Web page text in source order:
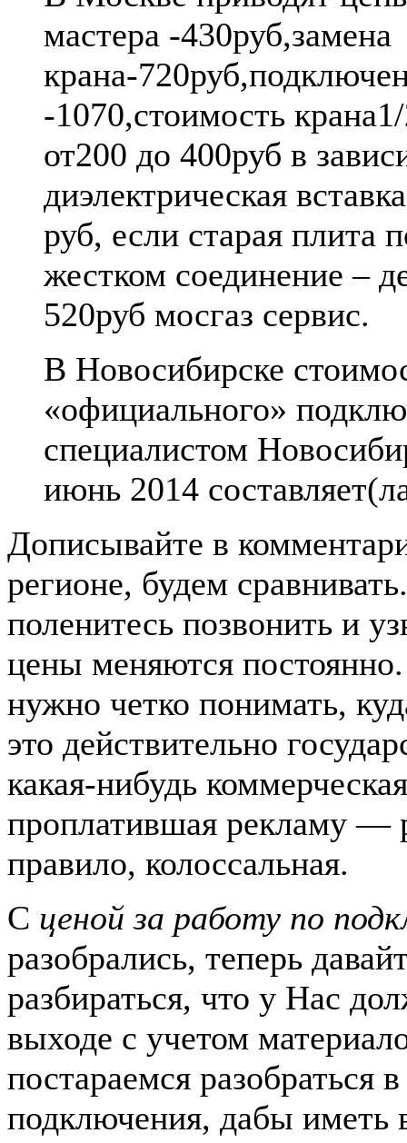
мастера -430руб,замена
крана-
-1070,стоимость
от200 до 400руб в
диэлектрическая
руб, если старая плита
жестком соединение –
520руб мосгаз сервис.
В Новосибирске
«официального»
специалистом
июнь 2014
Дописывайте в
регионе, будем
поленитесь позвонить и
цены меняются
нужно четко понимать,
это действительно
какая-нибудь
проплатившая рекламу —
правило, колоссальная.
С ценой за работу по
разобрались, теперь
разбираться, что у Нас
выходе с учетом
постараемся разобраться
подключения, дабы иметь